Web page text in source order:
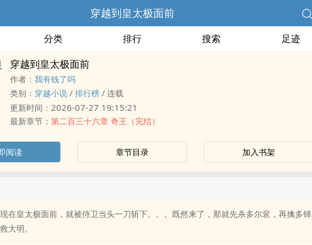
穿越到皇太极面前
分类 排行 搜索 足迹
穿越到皇太极面前
作者： 我有钱了吗
类别： 穿越小说 / 排行榜 / 连载
更新时间： 2026-07-27 19:15:21
最新章节： 第二百三十六章 奇王（完结）
阅读 章节目录 加入书架
在皇太极面前，就被侍卫当头一刀斩下。。。既然来了，那就先杀多尔衮，再擒多铎
大明。